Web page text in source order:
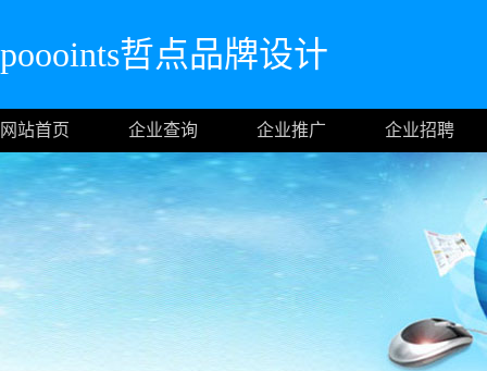
poooints哲点品牌设计
网站首页 企业查询 企业推广 企业招聘